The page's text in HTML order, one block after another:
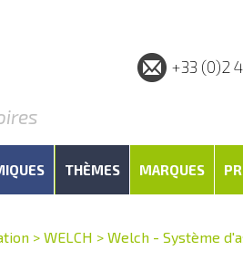
+33 (0)2
THÈMES MARQUES
> WELCH > Welch - Système